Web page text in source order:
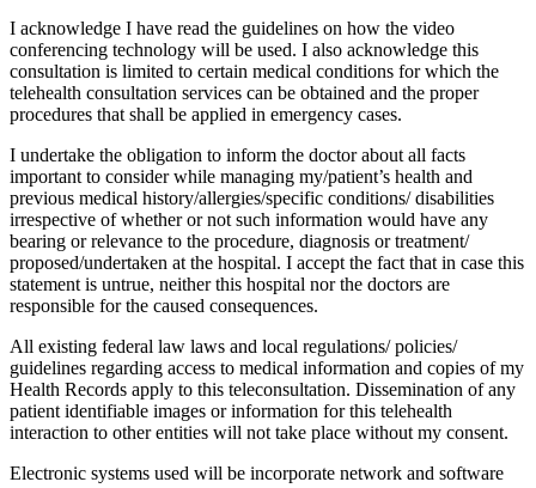
I acknowledge I have read the guidelines on how the video
conferencing technology will be used. I also acknowledge this
consultation is limited to certain medical conditions for which the
telehealth consultation services can be obtained and the proper
procedures that shall be applied in emergency cases.
I undertake the obligation to inform the doctor about all facts
important to consider while managing my/patient’s health and
previous medical history/allergies/specific conditions/ disabilities
irrespective of whether or not such information would have any
bearing or relevance to the procedure, diagnosis or treatment/
proposed/undertaken at the hospital. I accept the fact that in case this
statement is untrue, neither this hospital nor the doctors are
responsible for the caused consequences.
All existing federal law laws and local regulations/ policies/
guidelines regarding access to medical information and copies of my
Health Records apply to this teleconsultation. Dissemination of any
patient identifiable images or information for this telehealth
interaction to other entities will not take place without my consent.
Electronic systems used will be incorporate network and software